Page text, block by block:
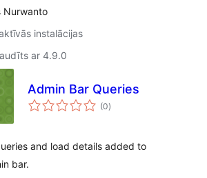
Nurwanto
instalācijas
ar 4.9.0
Admin Bar Queries
(0vērtējumu
kopsumma
)
and load details added to
bar.